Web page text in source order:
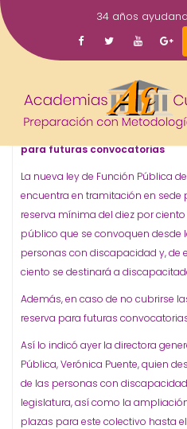
Saltar
al
contenido
34 años
Ene
2015
El 10% de las plazas
para discapacitados
La nueva ley de
contempla esta reserva y de no
para futuras convocatorias
La nueva ley de Función Pública
encuentra en tramitación en
reserva mínima del diez por
público que se convoquen desde
personas con discapacidad y, de
ciento se destinará a
Además, en caso de no cubrirse
reserva para futuras
Así lo indicó ayer la directora
Pública, Verónica Puente, quien
de las personas con
legislatura, así como la
plazas para este colectivo hasta